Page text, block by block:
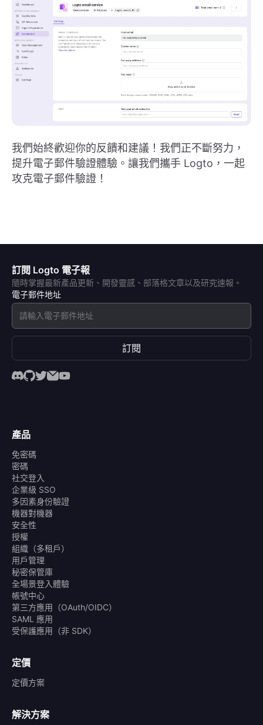
我們始終歡迎你的反饋和建議！我們正不斷努力，
提升電子郵件驗證體驗。讓我們攜手 Logto，一起
攻克電子郵件驗證！
訂閱 Logto 電子報
隨時掌握最新產品更新、開發靈感、部落格文章以及研究速報。
電子郵件地址
訂閱
產品
免密碼
密碼
社交登入
企業級 SSO
多因素身份驗證
機器對機器
安全性
授權
組織（多租戶）
用戶管理
秘密保管庫
全場景登入體驗
帳號中心
第三方應用（OAuth/OIDC）
SAML 應用
受保護應用（非 SDK）
定價
定價方案
解決方案